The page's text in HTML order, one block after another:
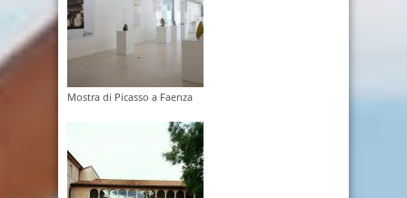
Mostra di Picasso a Faenza